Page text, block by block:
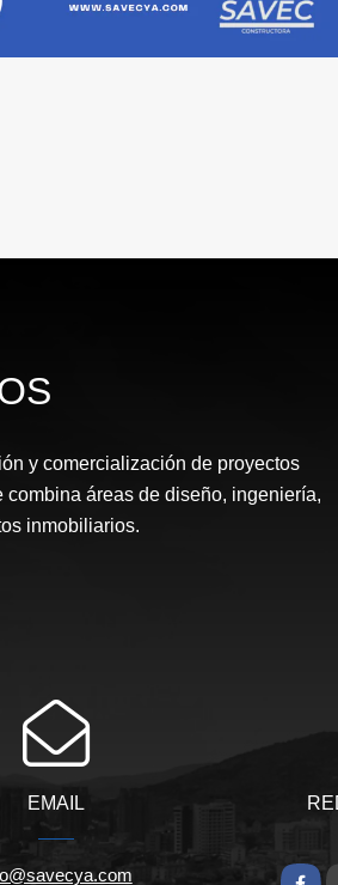
y comercialización de proyectos
áreas de diseño, ingeniería,
inmobiliarios.
EMAIL
X